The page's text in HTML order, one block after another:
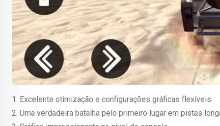
1. Excelente otimização e configurações gráficas flexíveis.
2. Uma verdadeira batalha pelo primeiro lugar em pistas